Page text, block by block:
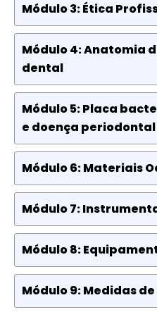
Módulo 3: Ética
Módulo 4: Anatomia
dental
Módulo 5: Placa
e doença periodontal
Módulo 6: Materiais
Módulo 7:
Módulo 8:
Módulo 9: Medidas